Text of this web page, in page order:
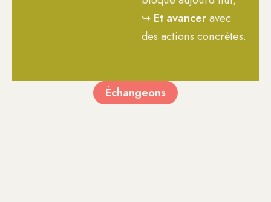
↪︎ Et avanceravec
des actions concrètes.
Échangeons